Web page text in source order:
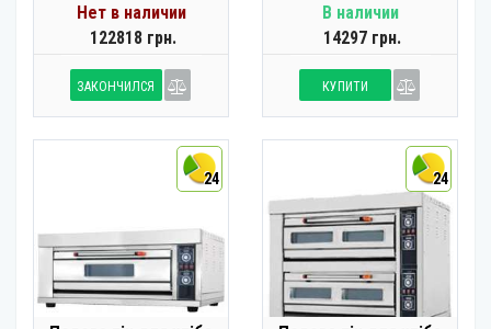
Нет в наличии
122818 грн.
ЗАКОНЧИЛСЯ
В наличии
14297 грн.
КУПИТИ
24 24